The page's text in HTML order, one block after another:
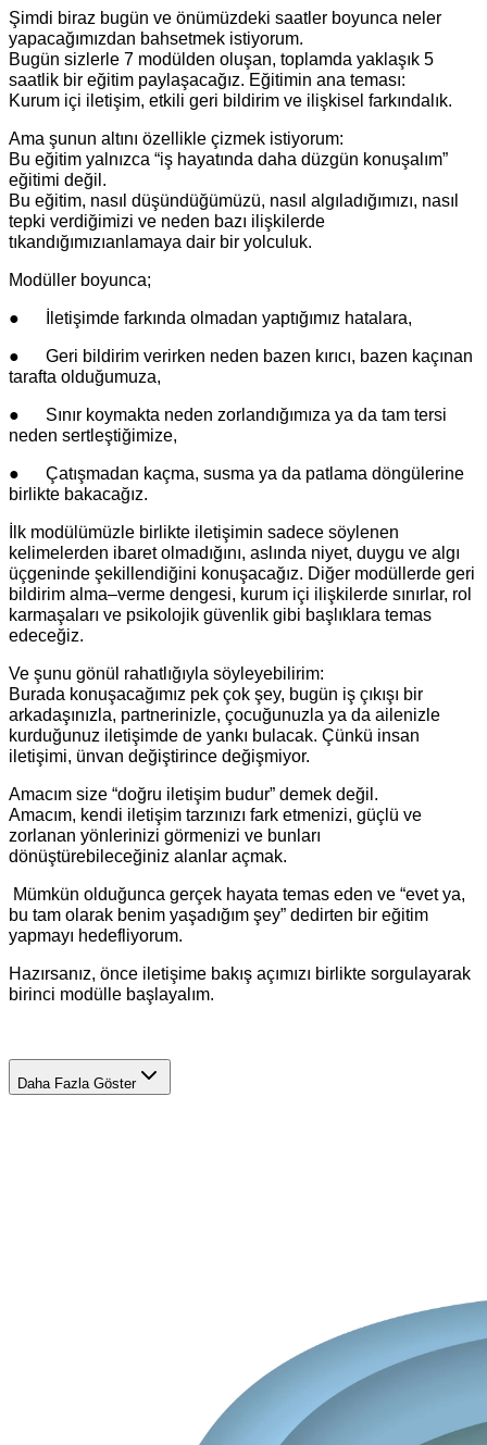
Şimdi biraz bugün ve önümüzdeki saatler boyunca neler
yapacağımızdan bahsetmek istiyorum.
Bugün sizlerle 7 modülden oluşan, toplamda yaklaşık 5
saatlik bir eğitim paylaşacağız. Eğitimin ana teması:
Kurum içi iletişim, etkili geri bildirim ve ilişkisel farkındalık.
Ama şunun altını özellikle çizmek istiyorum:
Bu eğitim yalnızca “iş hayatında daha düzgün konuşalım”
eğitimi değil.
Bu eğitim, nasıl düşündüğümüzü, nasıl algıladığımızı, nasıl
tepki verdiğimizi ve neden bazı ilişkilerde
tıkandığımızıanlamaya dair bir yolculuk.
Modüller boyunca;
● İletişimde farkında olmadan yaptığımız hatalara,
● Geri bildirim verirken neden bazen kırıcı, bazen kaçınan
tarafta olduğumuza,
● Sınır koymakta neden zorlandığımıza ya da tam tersi
neden sertleştiğimize,
● Çatışmadan kaçma, susma ya da patlama döngülerine
birlikte bakacağız.
İlk modülümüzle birlikte iletişimin sadece söylenen
kelimelerden ibaret olmadığını, aslında niyet, duygu ve algı
üçgeninde şekillendiğini konuşacağız. Diğer modüllerde geri
bildirim alma–verme dengesi, kurum içi ilişkilerde sınırlar, rol
karmaşaları ve psikolojik güvenlik gibi başlıklara temas
edeceğiz.
Ve şunu gönül rahatlığıyla söyleyebilirim:
Burada konuşacağımız pek çok şey, bugün iş çıkışı bir
arkadaşınızla, partnerinizle, çocuğunuzla ya da ailenizle
kurduğunuz iletişimde de yankı bulacak. Çünkü insan
iletişimi, ünvan değiştirince değişmiyor.
Amacım size “doğru iletişim budur” demek değil.
Amacım, kendi iletişim tarzınızı fark etmenizi, güçlü ve
zorlanan yönlerinizi görmenizi ve bunları
dönüştürebileceğiniz alanlar açmak.
Mümkün olduğunca gerçek hayata temas eden ve “evet ya,
bu tam olarak benim yaşadığım şey” dedirten bir eğitim
yapmayı hedefliyorum.
Hazırsanız, önce iletişime bakış açımızı birlikte sorgulayarak
birinci modülle başlayalım.
Daha Fazla Göster